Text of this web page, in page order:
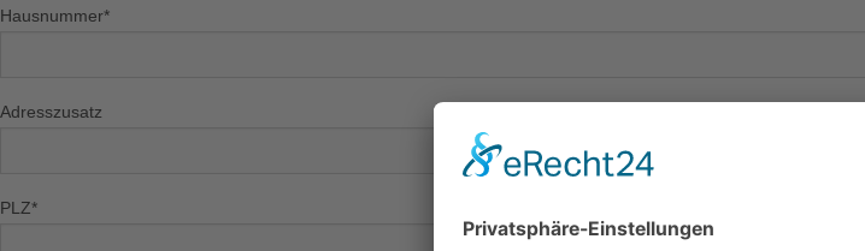
Hausnummer*
Adresszusatz
PLZ*